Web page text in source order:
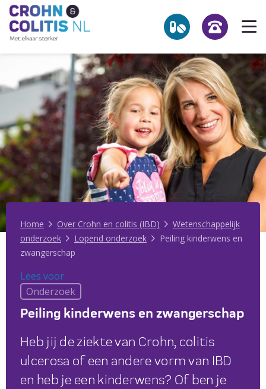
homepage
Zoekpagina
NL
Over Crohn en colitis (IBD)
Leven met
Activiteiten & Contact
Help mee
Over ons
Voor professionals
Home Over Crohn en colitis (IBD)
Wetenschappelijk
onderzoek
Lopend onderzoek
Peiling kinderwens en
zwangerschap
Lees voorLees voor
Onderzoek
Peiling kinderwens en zwangerschap
Heb jij de ziekte van Crohn, colitis
ulcerosa of een andere vorm van IBD
en heb je een kinderwens? Of ben je